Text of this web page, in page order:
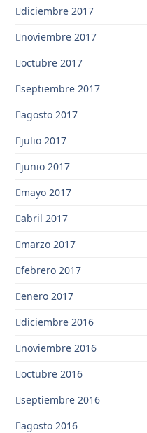
diciembre 2017
noviembre 2017
octubre 2017
septiembre 2017
agosto 2017
julio 2017
junio 2017
mayo 2017
abril 2017
marzo 2017
febrero 2017
enero 2017
diciembre 2016
noviembre 2016
octubre 2016
septiembre 2016
agosto 2016